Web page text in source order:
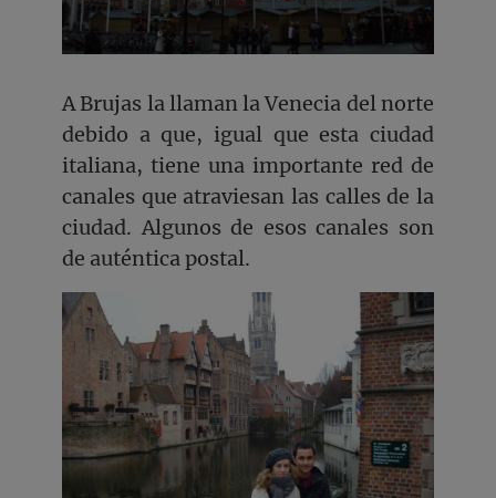
A Brujas la llaman la Venecia del norte
debido a que, igual que esta ciudad
italiana, tiene una importante red de
canales que atraviesan las calles de la
ciudad. Algunos de esos canales son
de auténtica postal.